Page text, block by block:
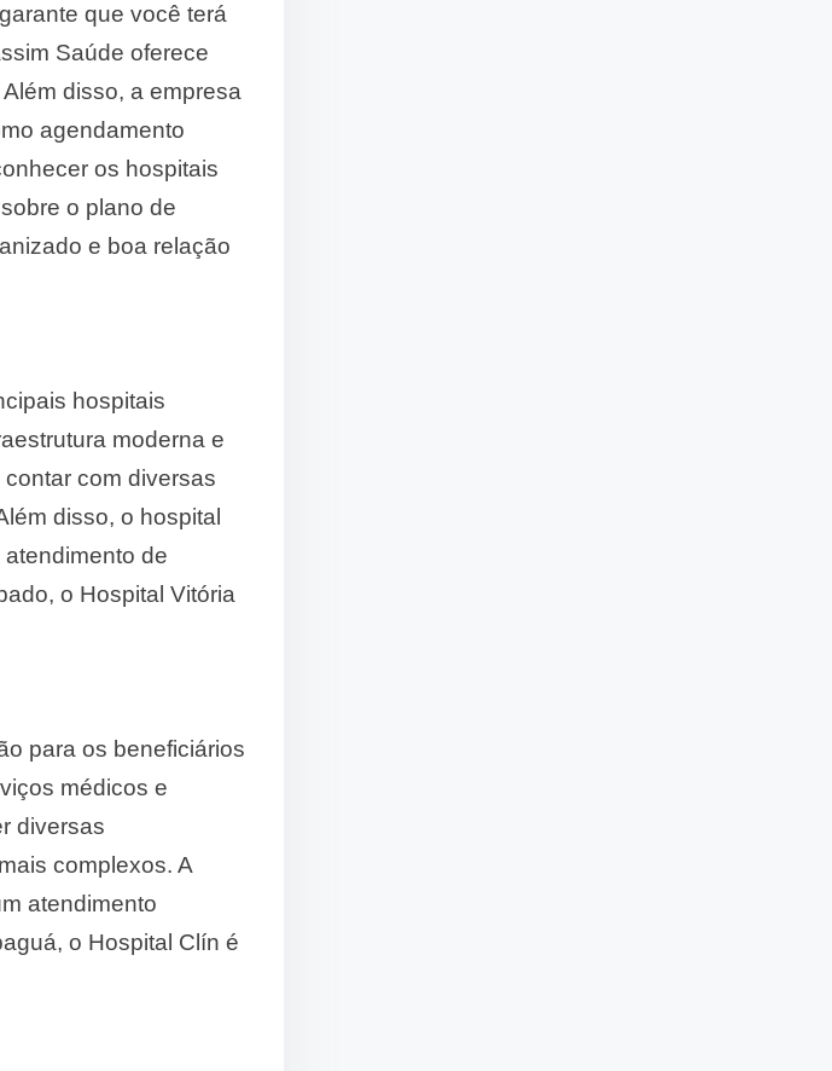
que você terá
Saúde oferece
disso, a empresa
agendamento
os hospitais
o plano de
e boa relação
hospitais
moderna e
com diversas
disso, o hospital
de
o Hospital Vitória
para os beneficiários
médicos e
diversas
complexos. A
atendimento
o Hospital Clín é